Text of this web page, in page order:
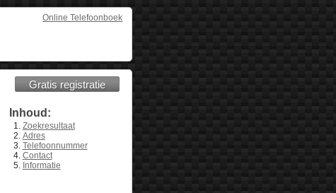
Online Telefoonboek
Gratis registratie
Inhoud:
Zoekresultaat
Adres
Telefoonnummer
Contact
Informatie